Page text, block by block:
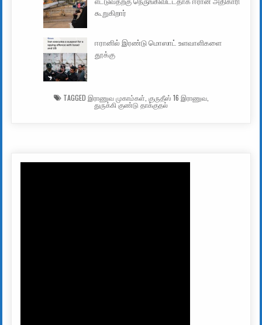
கூறுகிறார்
ஈரானில் இரண்டு மொஸாட் உளவாளிகளை
தூக்கு
TAGGED இராணுவ முகாம்கள் குருதீஸ் 16 இராணுவ,
துருக்கி குண்டு தாக்குதல்